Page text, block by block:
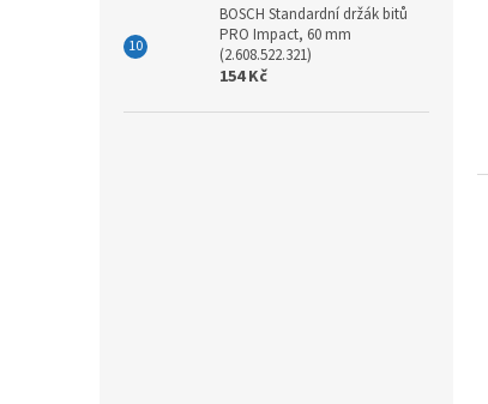
BOSCH Standardní držák bitů
PRO Impact, 60 mm
(2.608.522.321)
154 Kč